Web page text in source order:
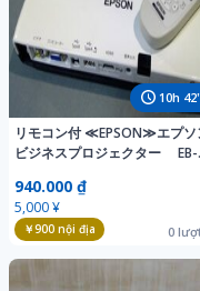
10h 42"
リモコン付 ≪EPSON≫エプ
ビジネスプロジェクター EB-
80)50y272050074E3B60
940.000 ₫
5,000 ¥
￥900nội địa 0